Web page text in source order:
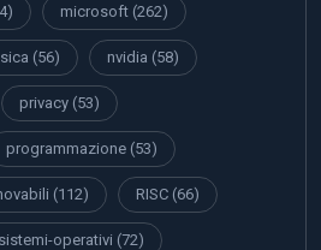
microsoft (262)
(56) nvidia (58)
privacy (53)
programmazione (53)
(112) RISC (66)
sistemi-operativi (72)